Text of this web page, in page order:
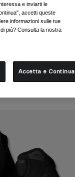
e inviarti le
accetti queste
informazioni sulle tue
più? Consulta la nostra
Accetta e Continua